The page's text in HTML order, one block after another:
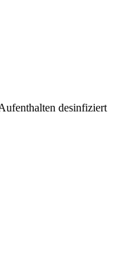
desinfiziert